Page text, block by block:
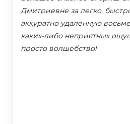
Дмитриевне за легко,
аккуратно удаленную
каких-либо неприятных
просто волшебство!